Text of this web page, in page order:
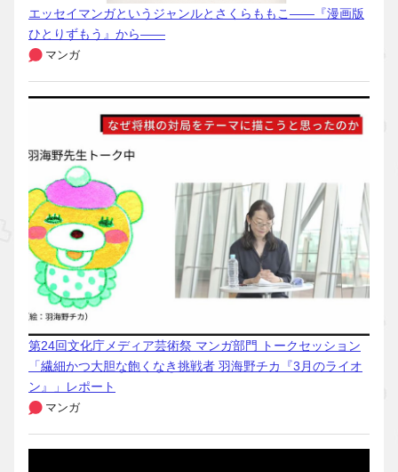
エッセイマンガというジャンルとさくらももこ――『漫画版
ひとりずもう』から――
マンガ
第24回文化庁メディア芸術祭 マンガ部門 トークセッション
「繊細かつ大胆な飽くなき挑戦者 羽海野チカ『3月のライオ
ン』」レポート
マンガ